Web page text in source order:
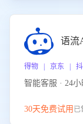
语流
得物 | 京东 |
智能客服 · 24
30天免费试用 已